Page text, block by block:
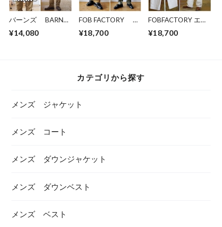
バーンズ BARNS
スウェット パ
ーカー ピグメン
¥14,080
FOB FACTORY エ
フオービーファクト
リー ウエポンチノ
¥18,700
FOBFACTORY エフ
オービーファクトリ
ー 0485 ヘリンボー
¥18,700
カテゴリから探す
メンズ ジャケット
メンズ コート
メンズ ダウンジャケット
メンズ ダウンベスト
メンズ ベスト